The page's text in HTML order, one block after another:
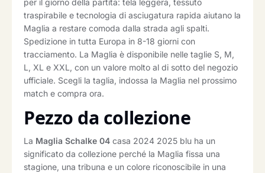
per il giorno della partita: tela leggera, tessuto
traspirabile e tecnologia di asciugatura rapida aiutano la
Maglia a restare comoda dalla strada agli spalti.
Spedizione in tutta Europa in 8-18 giorni con
tracciamento. La Maglia è disponibile nelle taglie S, M,
L, XL e XXL, con un valore molto al di sotto del negozio
ufficiale. Scegli la taglia, indossa la Maglia nel prossimo
match e compra ora.
Pezzo da collezione
La Maglia Schalke 04 casa 2024 2025 blu ha un
significato da collezione perché la Maglia fissa una
stagione, una tribuna e un colore riconoscibile in una